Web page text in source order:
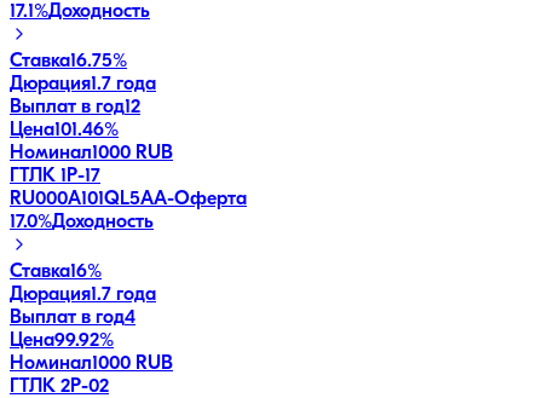
17.1%Доходность
Ставка16.75%
Дюрация1.7 года
Выплат в год12
Цена101.46%
Номинал1000 RUB
ГТЛК 1P-17
RU000A101QL5AA-Оферта
17.0%Доходность
Ставка16%
Дюрация1.7 года
Выплат в год4
Цена99.92%
Номинал1000 RUB
ГТЛК 2P-02